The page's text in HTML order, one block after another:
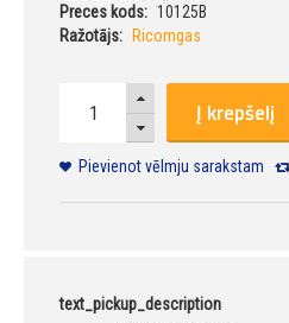
Preces kods: 10125B
Ražotājs:
Ricomgas
Į krepšelį
Pievienot vēlmju sarakstam
text_pickup_description